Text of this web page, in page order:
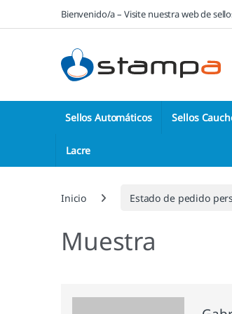
Saltar a la navegación
Saltar al contenidoBienvenido/a – Visite nuestra web de
Sellos Automáticos Sellos
Lacre
Inicio Estado de pedido
Muestra